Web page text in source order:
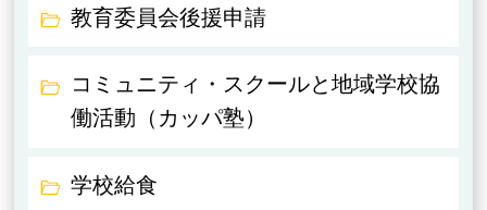
教育委員会後援申請
コミュニティ・スクールと地域学校協
働活動（カッパ塾）
学校給食